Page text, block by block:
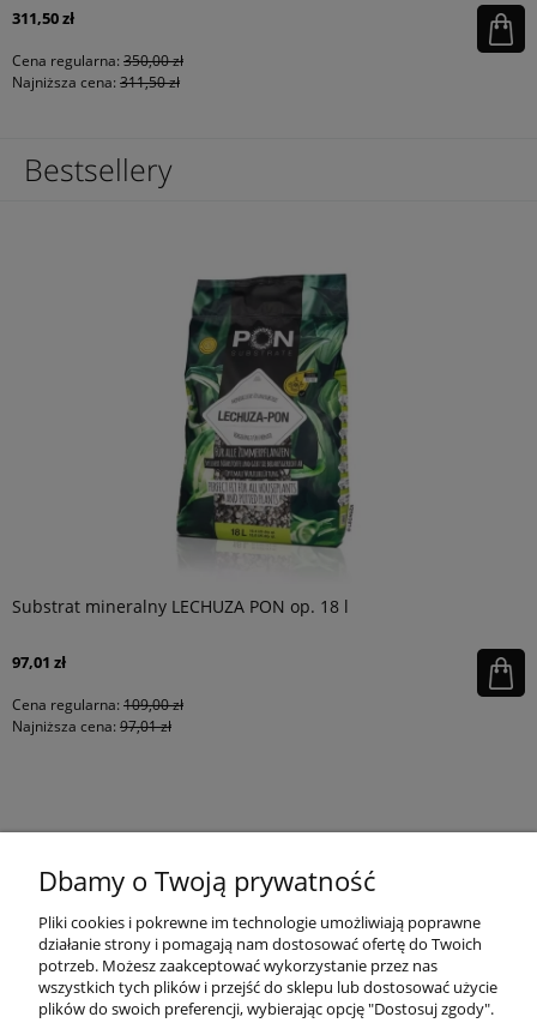
311,50 zł
Cena regularna: 350,00 zł
Najniższa cena: 311,50 zł
Bestsellery
Substrat mineralny LECHUZA PON op. 18 l
97,01 zł
Cena regularna: 109,00 zł
Najniższa cena: 97,01 zł
MOJE KONTO
PŁATNOŚCI I DOSTAWA
Dbamy o Twoją prywatność
Pliki cookies i pokrewne im technologie umożliwiają poprawne
działanie strony i pomagają nam dostosować ofertę do Twoich
potrzeb. Możesz zaakceptować wykorzystanie przez nas
wszystkich tych plików i przejść do sklepu lub dostosować użycie
plików do swoich preferencji, wybierając opcję "Dostosuj zgody".